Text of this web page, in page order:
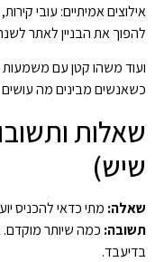
אילוצים אמיתיים: עובי
להפוך את הבניין לאתר
ועוד משהו קטן עם
כשאנשים מבינים מה
שאלות
שיש)
שאלה: מתי כדאי להכניס
תשובה: כמה שיותר מוקדם.
בדיעבד.